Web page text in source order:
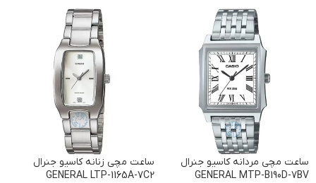
ساعت مچی مردانه کاسیو جنرال
GENERAL MTP-B190D-7BV
ساعت مچی زنانه کاسیو جنرال
GENERAL LTP-1165A-7C2